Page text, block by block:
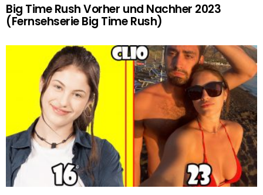
Big Time Rush Vorher und Nachher 2023
(Fernsehserie Big Time Rush)